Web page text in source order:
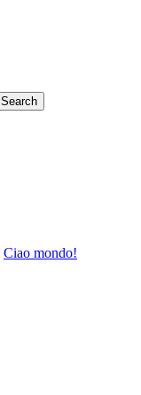
Ciao mondo!